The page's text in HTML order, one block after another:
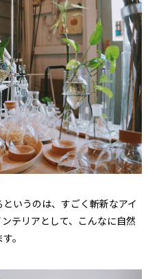
いうのは、すごく斬新なアイ
テリアとして、こんなに自然
。